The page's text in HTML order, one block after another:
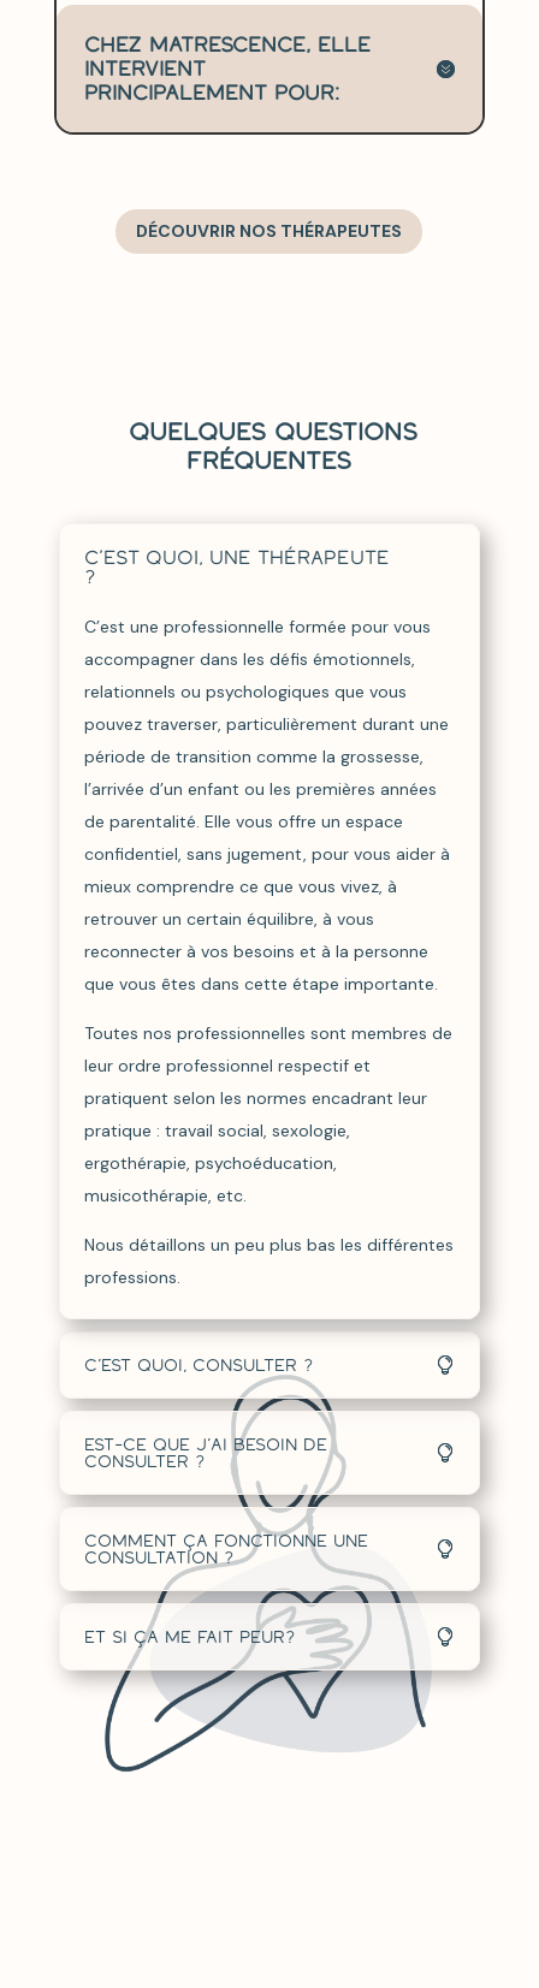
Chez Matrescence, elle
intervient
principalement pour:
DÉCOUVRIR NOS THÉRAPEUTES
Quelques questions
fréquentes
C’est quoi, une thérapeute
?
C’est une professionnelle formée pour vous
accompagner dans les défis émotionnels,
relationnels ou psychologiques que vous
pouvez traverser, particulièrement durant une
période de transition comme la grossesse,
l’arrivée d’un enfant ou les premières années
de parentalité.Elle vous offre un espace
confidentiel, sans jugement, pour vous aider à
mieux comprendre ce que vous vivez, à
retrouver un certain équilibre, à vous
reconnecter à vos besoins et à la personne
que vous êtes dans cette étape importante.
Toutes nos professionnelles sont membres de
leur ordre professionnel respectif et
pratiquent selon les normes encadrant leur
pratique : travail social, sexologie,
ergothérapie, psychoéducation,
musicothérapie, etc.
Nous détaillons un peu plus bas les différentes
professions.
C’est quoi, consulter ?
Est-ce que j’ai besoin de
consulter ?
Comment ça fonctionne une
consultation ?
Et si ça me fait peur?